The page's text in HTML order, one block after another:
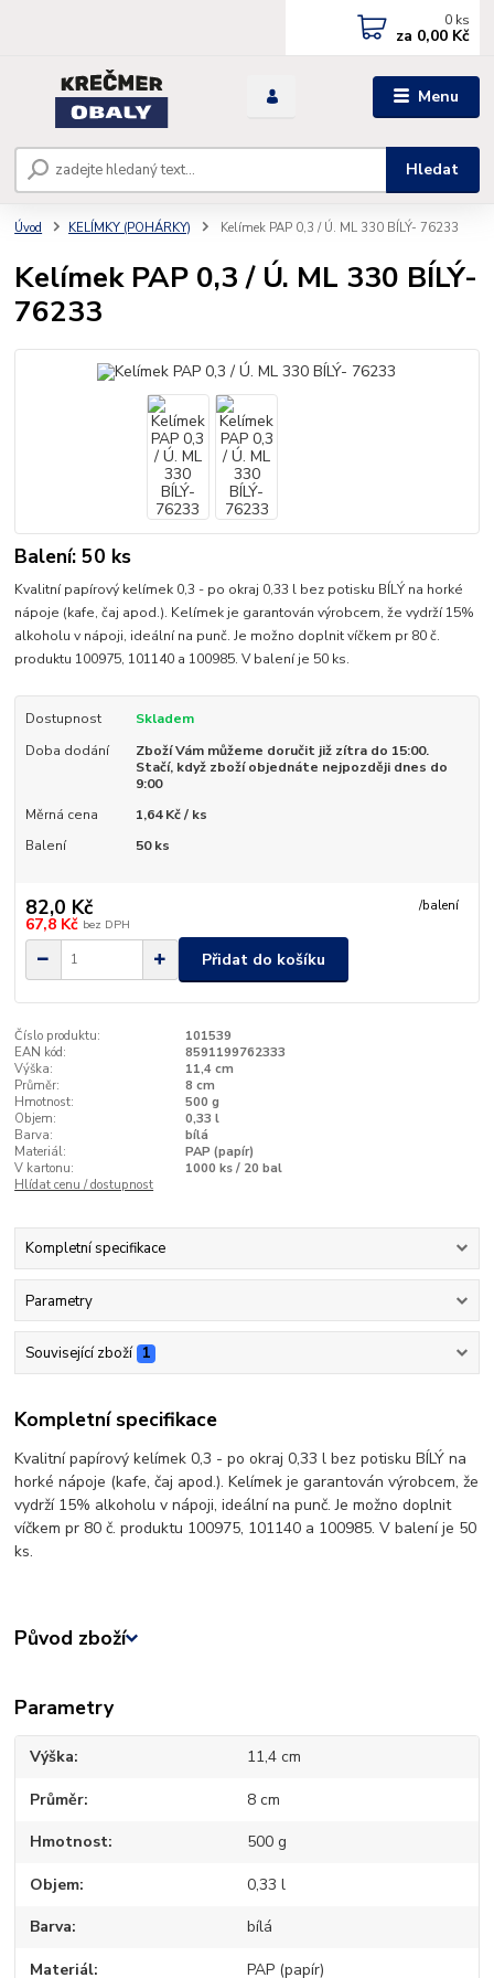
Menu
Hledat
0 ks
za 0,00 Kč
Úvod KELÍMKY (POHÁRKY) Kelímek PAP 0,3 / Ú. ML 330 BÍLÝ- 76233
Kelímek PAP 0,3 / Ú. ML 330 BÍLÝ-
76233
Balení: 50 ks
Kvalitní papírový kelímek 0,3 - po okraj 0,33 l bez potisku BÍLÝ na horké
nápoje (kafe, čaj apod.). Kelímek je garantován výrobcem, že vydrží 15%
alkoholu v nápoji, ideální na punč. Je možno doplnit víčkem pr 80 č.
produktu 100975, 101140 a 100985. V balení je 50 ks.
Dostupnost
Skladem
Doba dodání
Zboží Vám můžeme doručit již zítra do 15:00.
Stačí, když zboží objednáte nejpozději dnes do
9:00
Měrná cena
1,64 Kč / ks
Balení
50 ks
82,0 Kč /balení
67,8 Kč bez DPH
Přidat do košíku
Číslo produktu:
101539
EAN kód:
8591199762333
Výška:
11,4 cm
Průměr:
8 cm
Hmotnost:
500 g
Objem:
0,33 l
Barva:
bílá
Materiál:
PAP (papír)
V kartonu:
1000 ks / 20 bal
Hlídat cenu / dostupnost
Kompletní specifikace
Parametry
Související zboží 1
Kompletní specifikace
Kvalitní papírový kelímek 0,3 - po okraj 0,33 l bez potisku BÍLÝ na
horké nápoje (kafe, čaj apod.). Kelímek je garantován výrobcem, že
vydrží 15% alkoholu v nápoji, ideální na punč. Je možno doplnit
víčkem pr 80 č. produktu 100975, 101140 a 100985. V balení je 50
ks.
Původ zboží
Parametry
Výška 11,4 cm
Průměr 8 cm
Hmotnost 500 g
Objem 0,33 l
Barva bílá
Materiál PAP (papír)